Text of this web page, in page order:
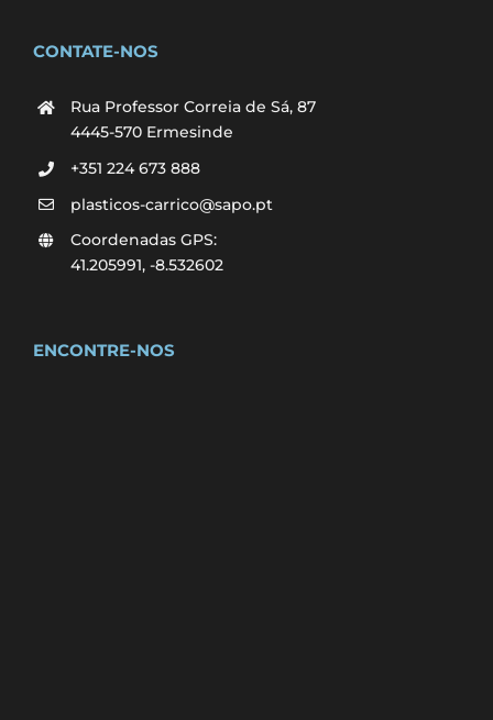
CONTATE-NOS
Rua Professor Correia de Sá, 87
4445-570 Ermesinde
+351 224 673 888
plasticos-carrico@sapo.pt
Coordenadas GPS:
41.205991, -8.532602
ENCONTRE-NOS